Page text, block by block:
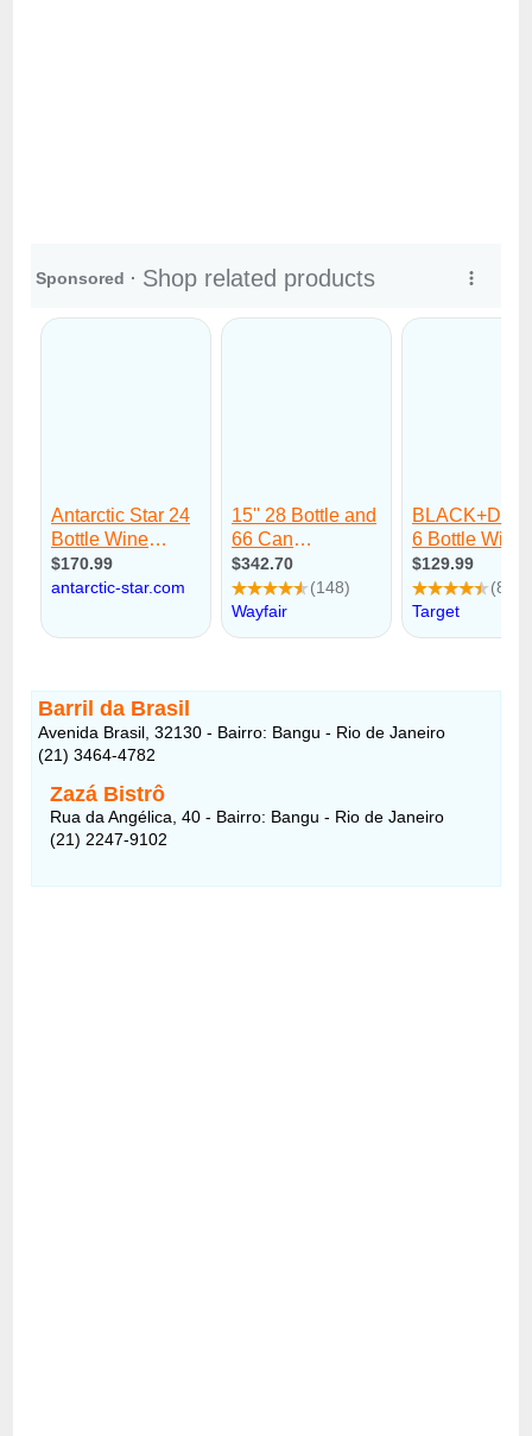
Barril da Brasil
Avenida Brasil, 32130 - Bairro: Bangu - Rio de Janeiro
(21) 3464-4782
Zazá Bistrô
Rua da Angélica, 40 - Bairro: Bangu - Rio de Janeiro
(21) 2247-9102